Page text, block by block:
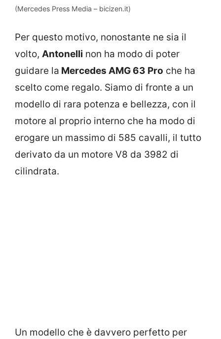
(Mercedes Press Media – bicizen.it)
Per questo motivo, nonostante ne sia il
volto, Antonelli non ha modo di poter
guidare la Mercedes AMG 63 Pro che ha
scelto come regalo. Siamo di fronte a un
modello di rara potenza e bellezza, con il
motore al proprio interno che ha modo di
erogare un massimo di 585 cavalli, il tutto
derivato da un motore V8 da 3982 di
cilindrata.
Un modello che è davvero perfetto per